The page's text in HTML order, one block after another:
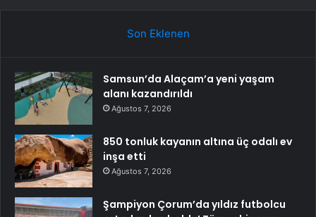
Son Eklenen
Samsun’da Alaçam’a yeni yaşam
alanı kazandırıldı
Ağustos 7, 2026
850 tonluk kayanın altına üç odalı ev
inşa etti
Ağustos 7, 2026
Şampiyon Çorum’da yıldız futbolcu